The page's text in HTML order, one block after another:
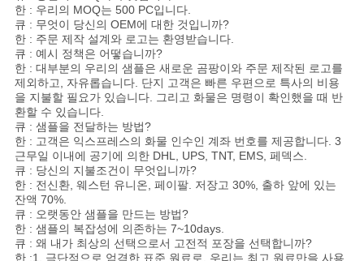
한 : 우리의 MOQ는 500 PC입니다.
큐 : 무엇이 당신의 OEM에 대한 것입니까?
한 : 주문 제작 설계와 로고는 환영받습니다.
큐 : 예시 정책은 어떻습니까?
한 : 대부분의 우리의 샘플은 새로운 곰팡이와 주문 제작된 로고를
제외하고, 자유롭습니다. 단지 고객은 빠른 우편으로 특사의 비용
을 지불할 필요가 있습니다. 그리고 화물은 명령이 확인했을 때 반
환할 수 있습니다.
큐 : 샘플을 전달하는 방법?
한 : 고객은 익스프레스의 화물 인수인 계좌 번호를 제공합니다. 3
근무일 이내에 공기에 의한 DHL, UPS, TNT, EMS, 페덱스.
큐 : 당신의 지불조건이 무엇입니까?
한 : 전신환, 웨스턴 유니온, 페이팔. 저장고 30%, 출하 앞에 있는
잔액 70%.
큐 : 오랫동안 샘플을 만드는 방법?
한 : 샘플의 복잡성에 의존하는 7~10days.
큐 : 왜 내가 최상의 선택으로서 고전적 포장을 선택합니까?
한 :1. 극단적으로 엄격한 표준 원료로, 우리는 최고 원료만을 사용